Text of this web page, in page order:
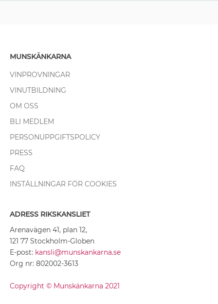
MUNSKÄNKARNA
VINPROVNINGAR
VINUTBILDNING
OM OSS
BLI MEDLEM
PERSONUPPGIFTSPOLICY
PRESS
FAQ
INSTÄLLNINGAR FÖR COOKIES
ADRESS RIKSKANSLIET
Arenavägen 41, plan 12,
121 77 Stockholm-Globen
E-post: kansli@munskankarna.se
Org nr: 802002-3613
Copyright © Munskänkarna 2021